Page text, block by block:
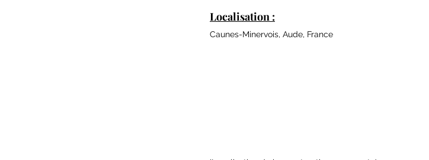
Localisation :
Caunes-Minervois, Aude, France